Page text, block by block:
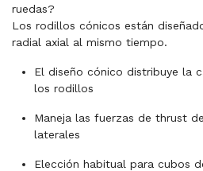
ruedas?
Los rodillos cónicos están
radial axial al mismo tiempo.
El diseño cónico distribuye la
los rodillos
Maneja las fuerzas de thrust
laterales
Elección habitual para cubos